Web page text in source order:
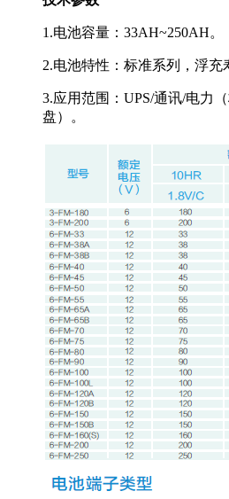
1.电池容量：33AH~250AH。
2.电池特性：标准系列，浮充
3.应用范围：UPS/通讯/电力
盘）。